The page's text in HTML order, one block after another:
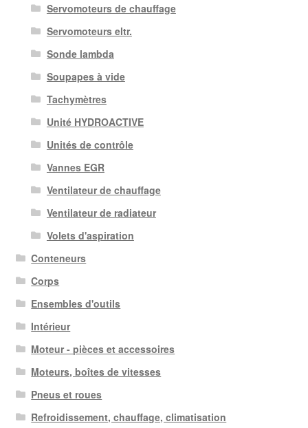
Servomoteurs de chauffage
Servomoteurs eltr.
Sonde lambda
Soupapes à vide
Tachymètres
Unité HYDROACTIVE
Unités de contrôle
Vannes EGR
Ventilateur de chauffage
Ventilateur de radiateur
Volets d'aspiration
Conteneurs
Corps
Ensembles d'outils
Intérieur
Moteur - pièces et accessoires
Moteurs, boîtes de vitesses
Pneus et roues
Refroidissement, chauffage, climatisation